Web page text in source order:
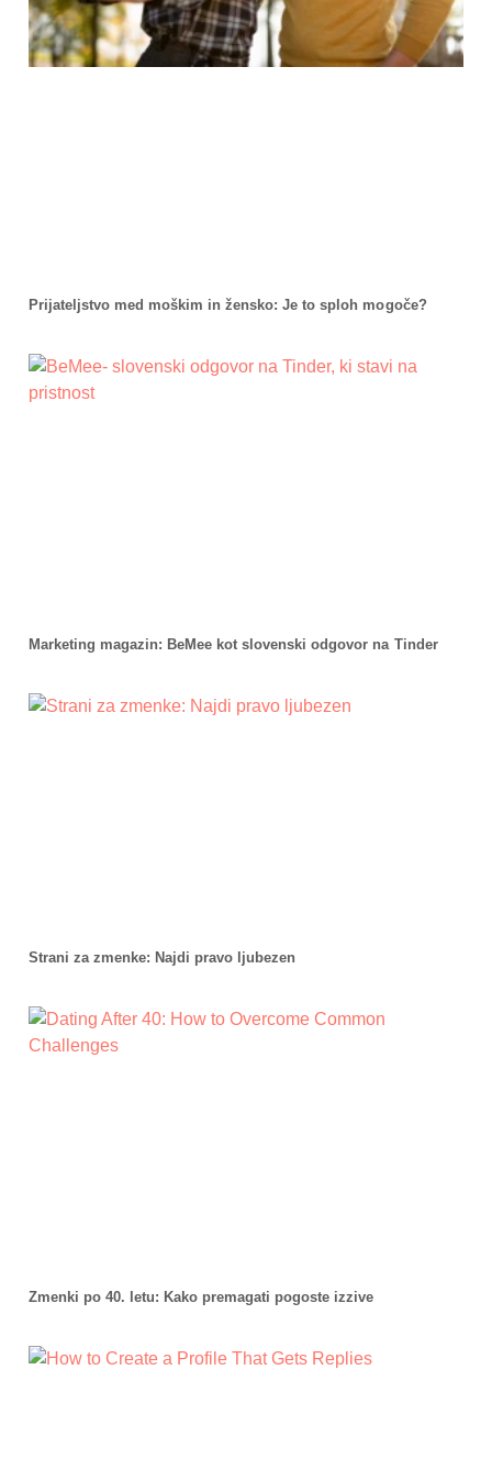
Prijateljstvo med moškim in žensko: Je to sploh mogoče?
Marketing magazin: BeMee kot slovenski odgovor na Tinder
Strani za zmenke: Najdi pravo ljubezen
Zmenki po 40. letu: Kako premagati pogoste izzive